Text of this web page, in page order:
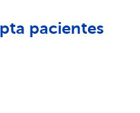
pacientes